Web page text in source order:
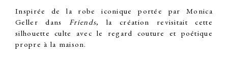
Inspirée de la robe iconique portée par Monica
Geller dansFriends, la création revisitait cette
silhouette culte avec le regard couture et poétique
propre à la maison.